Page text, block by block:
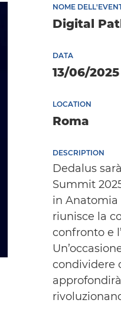
NOME
Digital
DATA
13/06/
LOCATION
Roma
DESCRIPTION
Dedalus
Summit
in Anatomia
riunisce la
confronto e
condividere